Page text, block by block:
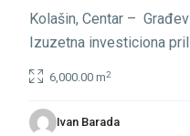
Kolašin, Centar –
Izuzetna investiciona
6,000.00 m2
Ivan Barada